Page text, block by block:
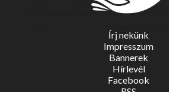
Írj nekünk
Impresszum
Bannerek
Hírlevél
Facebook